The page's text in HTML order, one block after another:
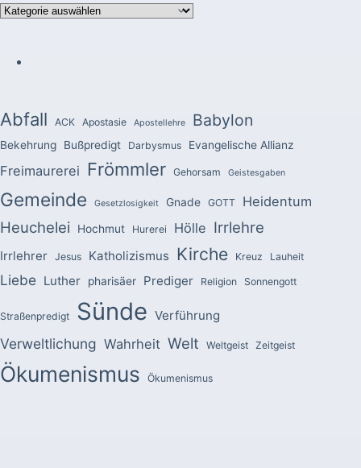
Kategorien
Abfall ACK Apostasie Apostellehre Babylon
Bekehrung Bußpredigt Darbysmus Evangelische Allianz
Freimaurerei Frömmler Gehorsam Geistesgaben
Gemeinde Gesetzlosigkeit Gnade GOTT Heidentum
Heuchelei Hochmut Hurerei Hölle Irrlehre
Irrlehrer Jesus Katholizismus Kirche Kreuz Lauheit
Liebe Luther pharisäer Prediger Religion Sonnengott
Straßenpredigt Sünde Verführung
Verweltlichung Wahrheit Welt Weltgeist Zeitgeist
Ökumenismus Ökumenismus